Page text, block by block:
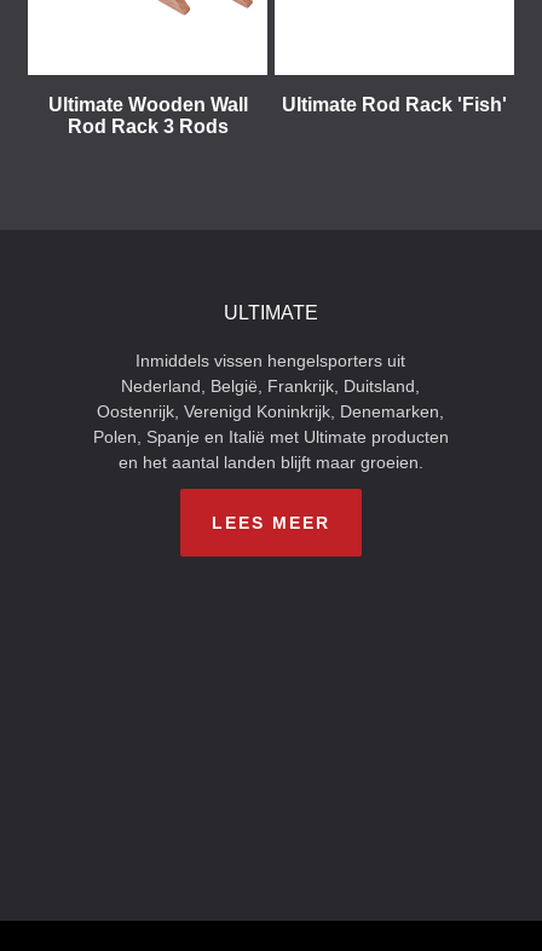
Ultimate Wooden Wall
Rod Rack 3 Rods
Ultimate Rod Rack 'Fish'
ULTIMATE
Inmiddels vissen hengelsporters uit
Nederland, België, Frankrijk, Duitsland,
Oostenrijk, Verenigd Koninkrijk, Denemarken,
Polen, Spanje en Italië met Ultimate producten
en het aantal landen blijft maar groeien.
LEES MEER